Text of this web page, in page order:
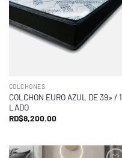
COLCHONES
COLCHON EURO AZUL DE 39» / 1
LADO
RD$8,200.00